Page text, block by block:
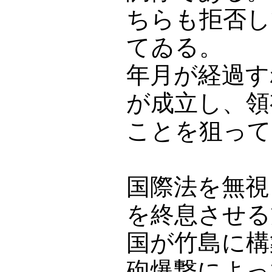
ちらも拒否
てゐる。
年月が経過
が成立し、
ことを狙っ
国際法を無
を終息させ
国が竹島に